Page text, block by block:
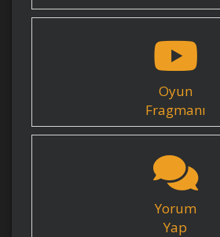
Oyun
Fragmanı
Yorum
Yap